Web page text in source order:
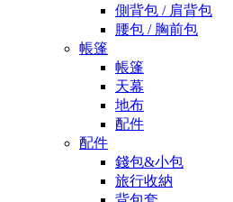
側背包 / 肩背包
腰包 / 胸前包
帳篷
帳篷
天幕
地布
配件
配件
錢包&小包
旅行收納